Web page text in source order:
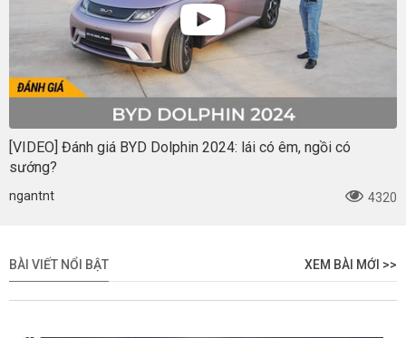
[VIDEO] Đánh giá BYD Dolphin 2024: lái có êm, ngồi có
sướng?
ngantnt 4320
BÀI VIẾT NỔI BẬT XEM BÀI MỚI >>